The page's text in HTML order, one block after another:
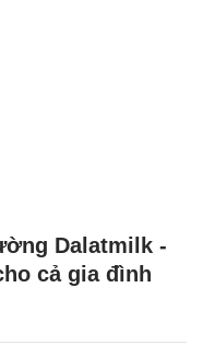
Dalatmilk -
cả gia đình